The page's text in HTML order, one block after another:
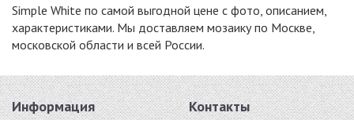
AKB114
1280 руб. / кв.м.
AKB115
1280 руб. / кв.м.
1280 руб. / кв.м.
-20% -20% -18%
Simple White по самой выгодной цене с фото, описанием,
характеристиками. Мы доставляем мозаику по Москве,
московской области и всей России.
Информация Контакты